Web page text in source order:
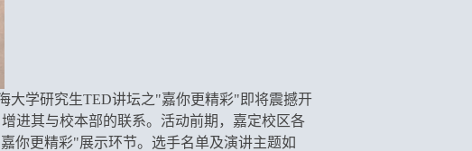
大学研究生TED讲坛之"嘉你更精彩" 即将震撼开
进其与校本部的联系。活动前期，嘉定校区各
你更精彩"展示环节。选手名单及演讲主题如